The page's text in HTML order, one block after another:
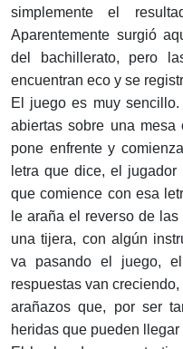
simplemente el
Aparentemente surgió
del bachillerato, pero
encuentran eco y se
El juego es muy
abiertas sobre una
pone enfrente y
letra que dice, el
que comience con esa
le araña el reverso de
una tijera, con algún
va pasando el juego,
respuestas van
arañazos que, por ser
heridas que pueden